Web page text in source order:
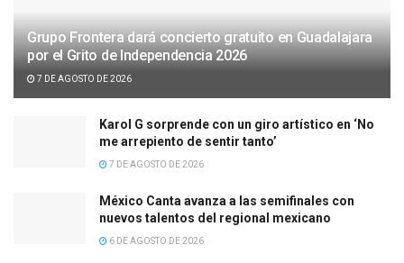
Grupo Frontera dará concierto gratuito en Guadalajara
por el Grito de Independencia 2026
7 DE AGOSTO DE 2026
Karol G sorprende con un giro artístico en ‘No
me arrepiento de sentir tanto’
7 DE AGOSTO DE 2026
México Canta avanza a las semifinales con
nuevos talentos del regional mexicano
6 DE AGOSTO DE 2026